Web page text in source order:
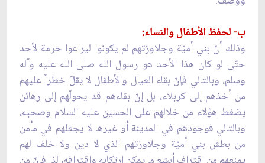
ب- لحفظ الأطفال والنساء:
وذلك أنّ بني أميّة وجلاوزتهم لم يكونوا ليراعوا حرمة لأحد
حتّى لو كان هذا الأحد هو رسول الله صلى الله عليه وآله
وسلم، وبالتالي فإنّ بقاء العيال والأطفال لا يقلّ خطراً عليهم
من أخذهم إلى كربلاء، بل إنّ بقاءهم قد يحولّهم إلى رهائن
يضغط هؤلاء من خلالهم على الحسين عليه السلام وصحبه،
وبالتالي فوجودهم في المدينة أو غيرها لا يجعلهم في مأمن
من بطش بني أميّة وجلاوزتهم الذي لا دين ولا خلف لهم